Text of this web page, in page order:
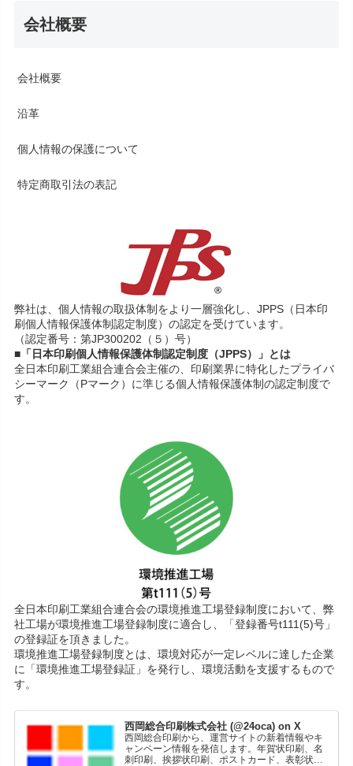
会社概要
会社概要
沿革
個人情報の保護について
特定商取引法の表記
弊社は、個人情報の取扱体制をより一層強化し、JPPS（日本印
刷個人情報保護体制認定制度）の認定を受けています。
（認定番号：第JP300202（５）号）
■「日本印刷個人情報保護体制認定制度（JPPS）」とは
全日本印刷工業組合連合会主催の、印刷業界に特化したプライバ
シーマーク（Pマーク）に準じる個人情報保護体制の認定制度で
す。
全日本印刷工業組合連合会の環境推進工場登録制度において、弊
社工場が環境推進工場登録制度に適合し、「登録番号t111(5)号」
の登録証を頂きました。
環境推進工場登録制度とは、環境対応が一定レベルに達した企業
に「環境推進工場登録証」を発行し、環境活動を支援するもので
す。
西岡総合印刷株式会社 (@24oca) on X
西岡総合印刷から、運営サイトの新着情報やキ
ャンペーン情報を発信します。年賀状印刷、名
刺印刷、挨拶状印刷、ポストカード、表彰状印